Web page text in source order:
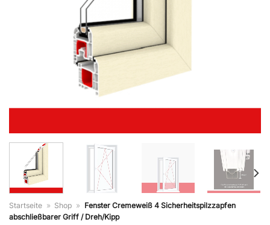
Startseite » Shop » Fenster Cremeweiß 4 Sicherheitspilzzapfen
abschließbarer Griff / Dreh/Kipp